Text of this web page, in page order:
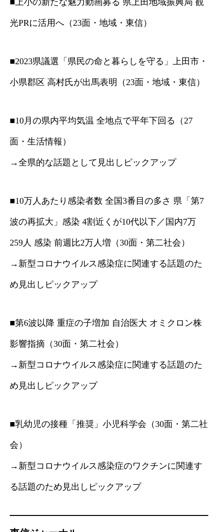
■上小の新たな魅力動画募る 県上田地域振興局 観
光PRに活用へ（23面・地域・東信）
■2023県議選「県民の命と暮らしを守る」上田市・
小県郡区 高村氏が出馬表明（23面・地域・東信）
■10月の県内平均気温 全地点で平年下回る（27
面・生活情報）
→全県的な話題として見出しピックアップ
■10万人あたり感染者数 全国3番目の多さ 県「第7
波の再拡大」感染 4割近くが10代以下／国内7万
259人 感染 前週比2万人増（30面・第二社会）
→新型コロナウイルス感染症に関連する話題のた
め見出しピックアップ
■第6波以降 重症の子増加 自治医大 オミクロン株
影響指摘（30面・第二社会）
→新型コロナウイルス感染症に関連する話題のた
め見出しピックアップ
■乳幼児の接種「推奨」小児科学会（30面・第二社
会）
→新型コロナウイルス感染症のワクチンに関連す
る話題のため見出しピックアップ